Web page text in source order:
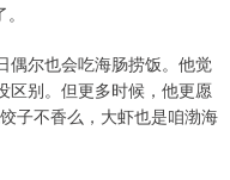
偶尔也会吃海肠捞饭。他觉
区别。但更多时候，他更愿
子不香么，大虾也是咱渤海